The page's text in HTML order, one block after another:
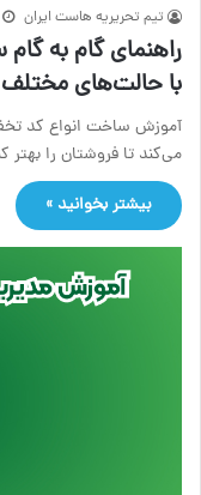
تیم تحریریه هاست ایران
راهنمای گام به
با حالت‌های مختلف
آموزش ساخت انواع کد
می‌کند تا فروشتان را بهتر
بیشتر بخوانید »